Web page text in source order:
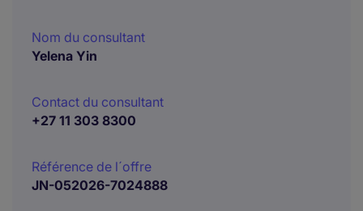
Nom du consultant
Yelena Yin
Contact du consultant
+27 11 303 8300
Référence de l´offre
JN-052026-7024888